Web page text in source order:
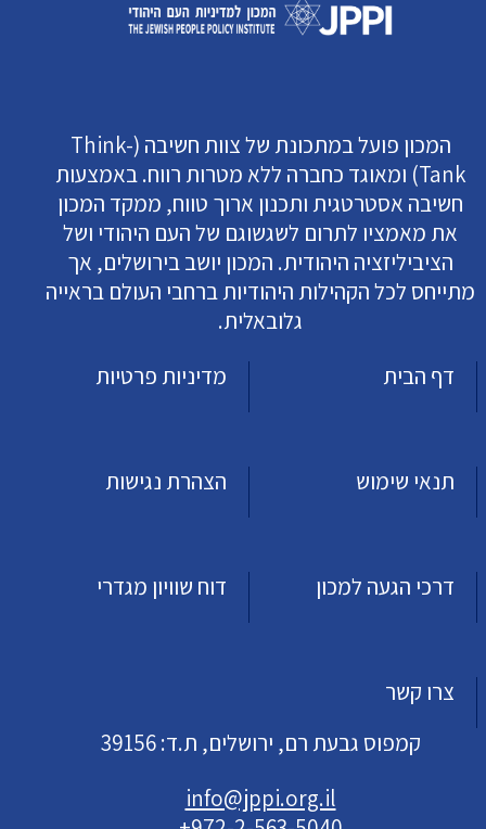
המכון פועל במתכונת של צוות חשיבה (Think-
Tank) ומאוגד כחברה ללא מטרות רווח. באמצעות
חשיבה אסטרטגית ותכנון ארוך טווח, ממקד המכון
את מאמציו לתרום לשגשוגם של העם היהודי ושל
הציביליזציה היהודית. המכון יושב בירושלים, אך
מתייחס לכל הקהילות היהודיות ברחבי העולם בראייה
גלובאלית.
דף הבית
מדיניות פרטיות
תנאי שימוש הצהרת נגישות
דרכי הגעה למכון דוח שוויון מגדרי
צרו קשר
קמפוס גבעת רם, ירושלים, ת.ד: 39156
info@jppi.org.il